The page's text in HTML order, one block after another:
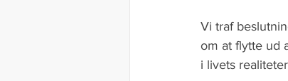
Vi traf
om at flytte ud
i livets